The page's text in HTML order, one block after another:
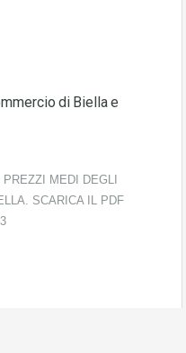
di Biella e
MEDI DEGLI
SCARICA IL PDF